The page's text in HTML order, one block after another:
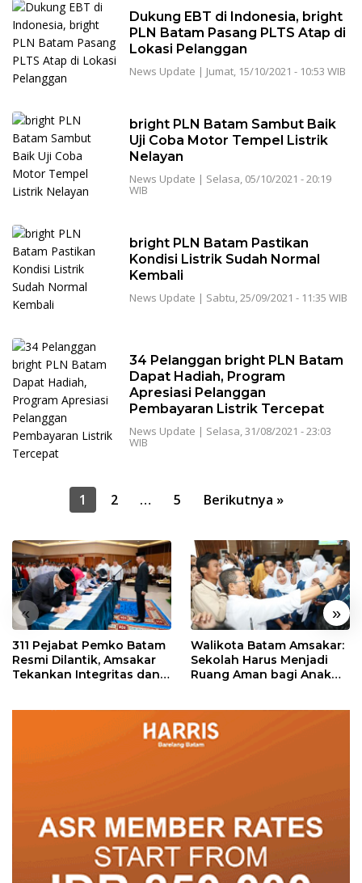
Dukung EBT di Indonesia, bright
PLN Batam Pasang PLTS Atap di
Lokasi Pelanggan
News Update | Jumat, 15/10/2021 - 10:53 WIB
bright PLN Batam Sambut Baik
Uji Coba Motor Tempel Listrik
Nelayan
News Update | Selasa, 05/10/2021 - 20:19
WIB
bright PLN Batam Pastikan
Kondisi Listrik Sudah Normal
Kembali
News Update | Sabtu, 25/09/2021 - 11:35 WIB
34 Pelanggan bright PLN Batam
Dapat Hadiah, Program
Apresiasi Pelanggan
Pembayaran Listrik Tercepat
News Update | Selasa, 31/08/2021 - 23:03
WIB
Paginasi
1 2 … 5 Berikutnya »
« »
311 Pejabat Pemko Batam
Resmi Dilantik, Amsakar
Tekankan Integritas dan
Walikota Batam Amsakar:
Sekolah Harus Menjadi
Ruang Aman bagi Anak